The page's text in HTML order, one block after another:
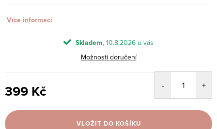
Více informací
Skladem 10.8.2026
Možnosti doručení
399 Kč
cena:
VLOŽIT DO KOŠÍKU